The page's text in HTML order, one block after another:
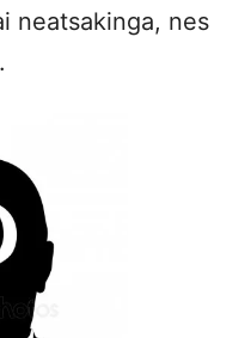
neatsakinga, nes